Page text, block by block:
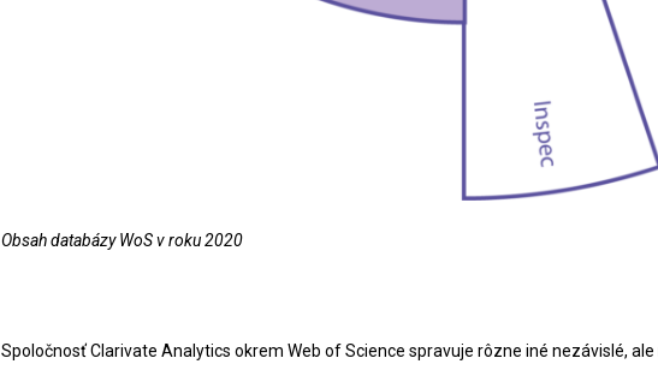
Obsah databázy WoS v roku 2020
Spoločnosť Clarivate Analytics okrem Web of Science spravuje rôzne iné nezávislé,